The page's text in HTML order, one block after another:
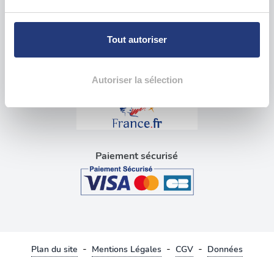
Pour en savoir plus sur le traitement de vos données
personnelles et définir vos préférences, reportez-vous à
déclaration sur les cookies.
Les cookies nous permettent de personnaliser le contenu
et les annonces, d'offrir des fonctionnalités relatives aux
partageons également des informations sur l'utilisation de
notre site avec nos partenaires de médias sociaux, de
publicité et d'analyse, qui peuvent combiner celles-ci
avec d'autres informations que vous leur avez fournies
Tout autoriser
Autoriser la sélection
Liens utiles
Blog tests psychotechniques
Paiement sécurisé
Plan du site - Mentions Légales - CGV - Données